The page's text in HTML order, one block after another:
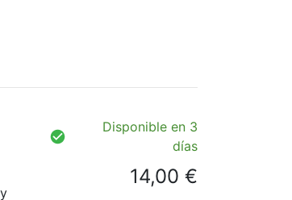
Disponible en 3
días
14,00 €